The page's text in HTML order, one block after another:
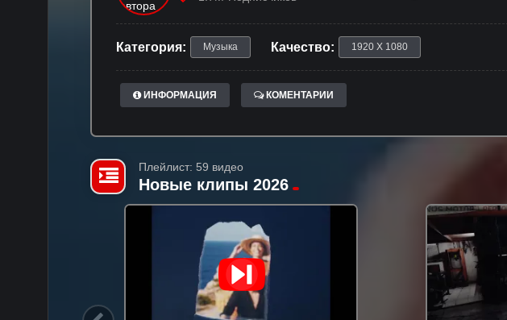
Категория: Музыка Качество: 1920 X 1080
ИНФОРМАЦИЯ КОМЕНТАРИИ
Плейлист: 59 видео
Новые клипы 2026